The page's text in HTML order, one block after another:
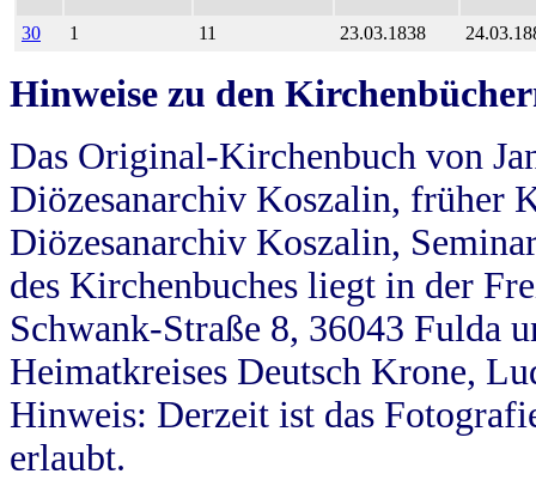
30 1 11 23.03.1838
Hinweise zu den
Das Original-Kirchenbuch von
Diözesanarchiv Koszalin, früher
Diözesanarchiv Koszalin,
des Kirchenbuches liegt in der
Schwank-Straße 8, 36043 Fulda
Heimatkreises Deutsch Krone,
Hinweis: Derzeit ist das
erlaubt.